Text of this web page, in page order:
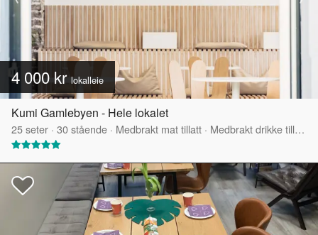
4 000 krlokalleie
Kumi Gamlebyen - Hele lokalet
25seter · 30stående · Medbrakt mat tillatt · Medbrakt drikke tillatt